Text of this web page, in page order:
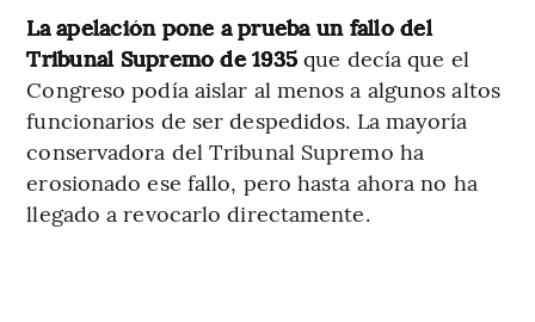
La apelación pone a prueba un fallo del
Tribunal Supremo de 1935 que decía que el
Congreso podía aislar al menos a algunos altos
funcionarios de ser despedidos. La mayoría
conservadora del Tribunal Supremo ha
erosionado ese fallo, pero hasta ahora no ha
llegado a revocarlo directamente.